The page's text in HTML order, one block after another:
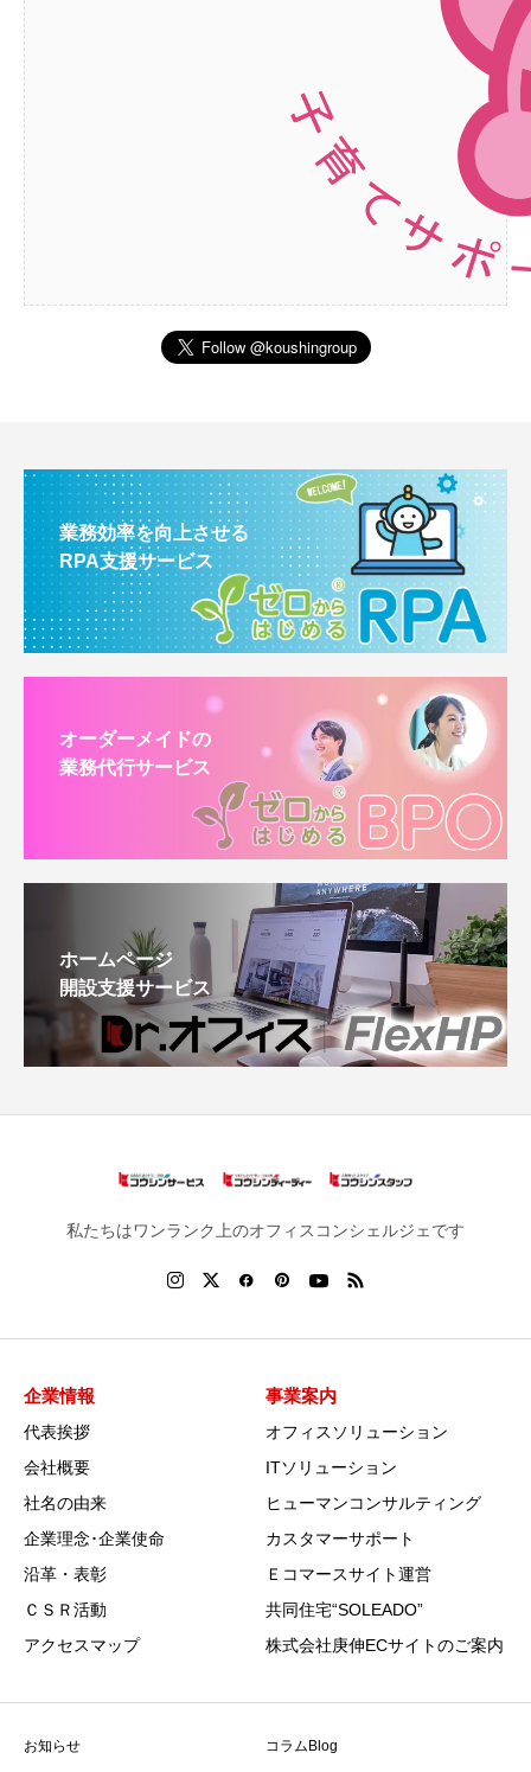
業務効率を向上させる
RPA支援サービス
オーダーメイドの
業務代行サービス
ホームページ
開設支援サービス
私たちはワンランク上のオフィスコンシェルジェです
企業情報
代表挨拶
会社概要
社名の由来
企業理念･企業使命
沿革・表彰
ＣＳＲ活動
アクセスマップ
事業案内
オフィスソリューション
ITソリューション
ヒューマンコンサルティング
カスタマーサポート
Ｅコマースサイト運営
共同住宅“SOLEADO”
株式会社庚伸ECサイトのご案内
お知らせ コラムBlog